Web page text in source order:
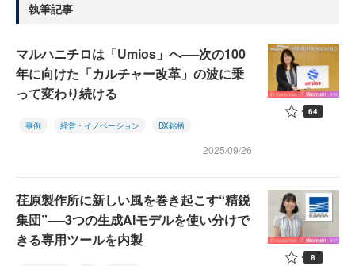
執筆記事
マルハニチロは「Umios」へ──次の100
年に向けた「カルチャー改革」の波に乗
って変わり続ける
事例 経営・イノベーション DX銘柄
2025/09/26
64
荏原製作所に新しい風を巻き起こす“精鋭
集団”──3つの生成AIモデルを使い分けで
きる専用ツールを内製
8